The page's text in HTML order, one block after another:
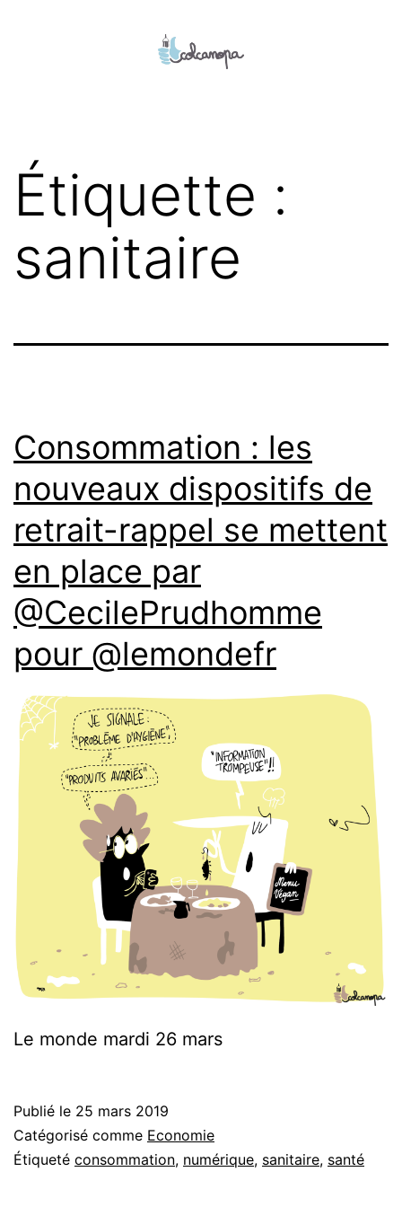
Étiquette :
sanitaire
Consommation : les
nouveaux dispositifs de
retrait-rappel se mettent
en place par
@CecilePrudhomme
pour @lemondefr
Le monde mardi 26 mars
Publié le 25 mars 2019
Catégorisé comme Economie
Étiqueté consommation, numérique, sanitaire, santé